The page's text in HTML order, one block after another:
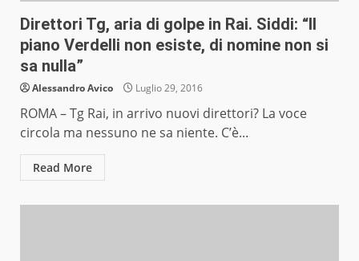
Direttori Tg, aria di golpe in Rai. Siddi: “Il
piano Verdelli non esiste, di nomine non si
sa nulla”
Alessandro Avico Luglio 29, 2016
ROMA – Tg Rai, in arrivo nuovi direttori? La voce
circola ma nessuno ne sa niente. C’è...
Read More